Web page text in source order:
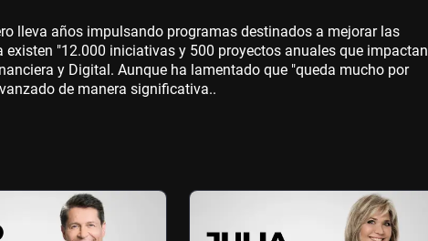
lleva años impulsando programas destinados a mejorar las
"12.000 iniciativas y 500 proyectos anuales que impactan
y Digital. Aunque ha lamentado que "queda mucho por
de manera significativa..